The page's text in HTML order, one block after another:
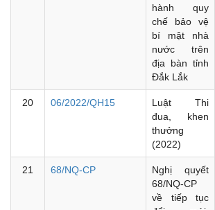
hành quy
chế bảo vệ
bí mật nhà
nước trên
địa bàn tỉnh
Đắk Lắk
20 06/2022/QH15
Luật Thi
đua, khen
thưởng
(2022)
21 68/NQ-CP
Nghị quyết
68/NQ-CP
về tiếp tục